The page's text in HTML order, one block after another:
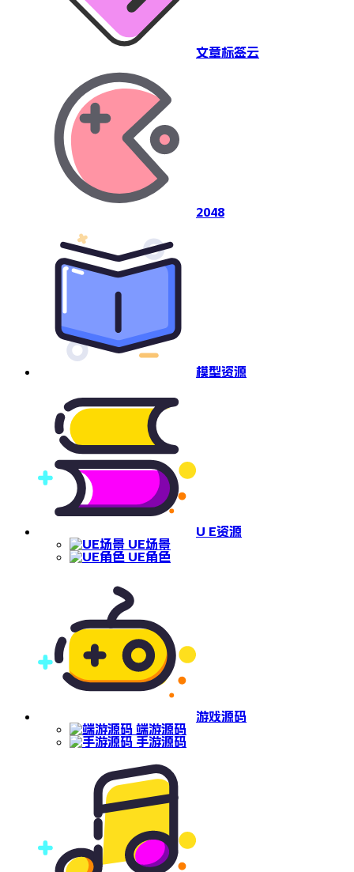
文章标签云
2048
模型资源
U E资源
UE场景
UE角色
游戏源码
端游源码
手游源码